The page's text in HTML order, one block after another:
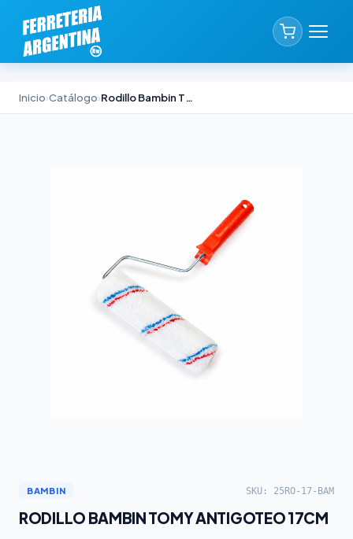
Inicio›Catálogo› Rodillo Bambin TOMY Antigoteo 17cm
BAMBIN SKU: 25RO-17-BAM
RODILLO BAMBIN TOMY ANTIGOTEO 17CM